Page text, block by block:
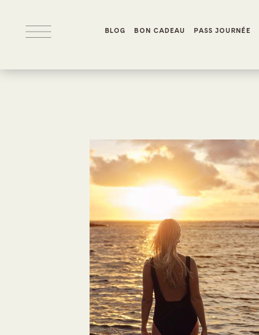
BLOG BON CADEAU PASS JOURNÉE